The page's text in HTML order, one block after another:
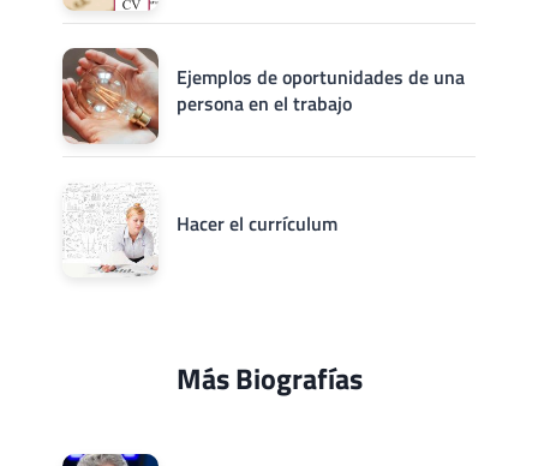
Ejemplos de oportunidades de una
persona en el trabajo
Hacer el currículum
Más Biografías